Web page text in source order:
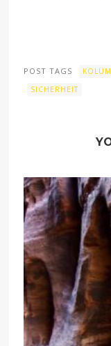
POST TAGS
SICHERHEIT